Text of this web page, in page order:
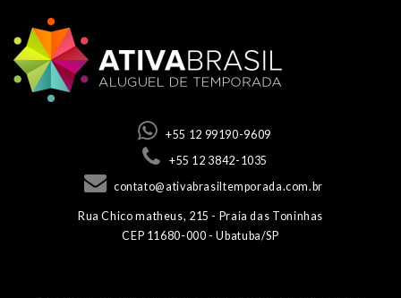
+55 12 99190-9609
+55 12 3842-1035
contato@ativabrasiltemporada.com.br
Rua Chico matheus, 215 - Praia das Toninhas
CEP 11680-000 - Ubatuba/SP